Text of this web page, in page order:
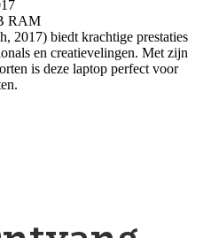
RAM
2017) biedt krachtige prestaties
en creatievelingen. Met zijn
is deze laptop perfect voor